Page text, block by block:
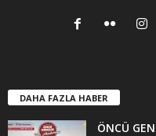
DAHA FAZLA HABER
ÖNCÜ